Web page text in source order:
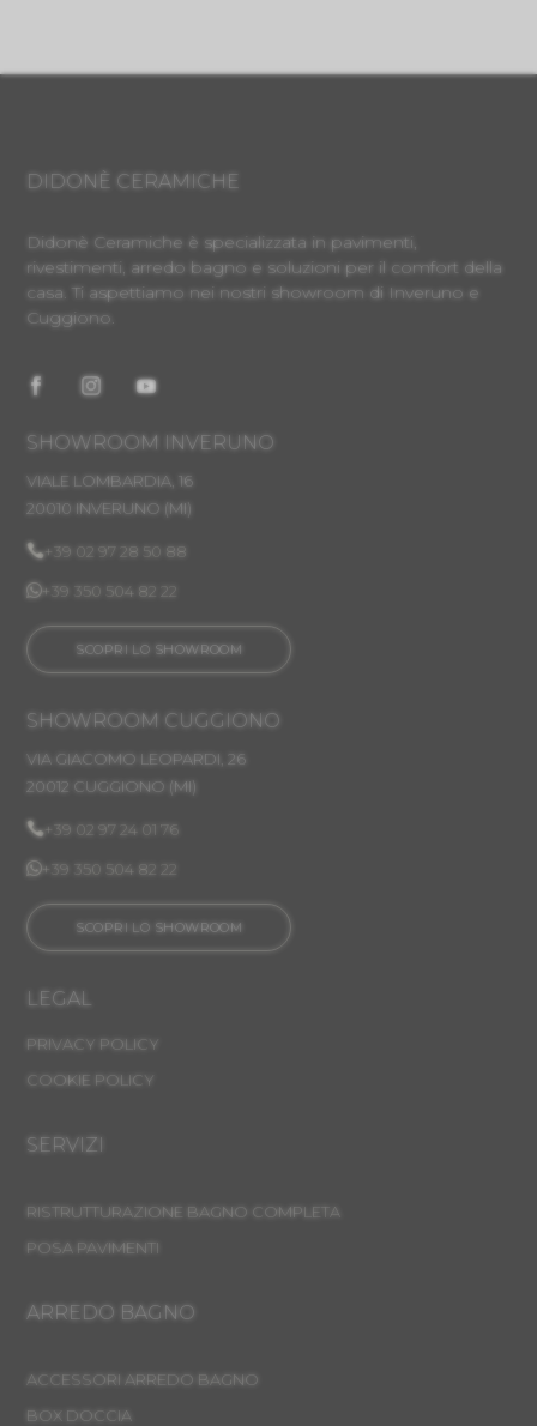
DIDONÈ CERAMICHE
Didonè Ceramiche è specializzata in pavimenti,
rivestimenti, arredo bagno e soluzioni per il comfort della
casa. Ti aspettiamo nei nostri showroom di Inveruno e
Cuggiono.
SHOWROOM INVERUNO
VIALE LOMBARDIA, 16
20010 INVERUNO (MI)
+39 02 97 28 50 88
+39 350 504 82 22
SCOPRI LO SHOWROOM
SHOWROOM CUGGIONO
VIA GIACOMO LEOPARDI, 26
20012 CUGGIONO (MI)
+39 02 97 24 01 76
+39 350 504 82 22
SCOPRI LO SHOWROOM
LEGAL
PRIVACY POLICY
COOKIE POLICY
SERVIZI
RISTRUTTURAZIONE BAGNO COMPLETA
POSA PAVIMENTI
ARREDO BAGNO
ACCESSORI ARREDO BAGNO
BOX DOCCIA